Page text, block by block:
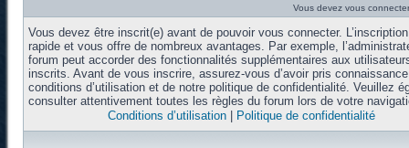
Vous devez vous
Vous devez être inscrit(e) avant de pouvoir vous connecter.
rapide et vous offre de nombreux avantages. Par exemple,
forum peut accorder des fonctionnalités supplémentaires aux
inscrits. Avant de vous inscrire, assurez-vous d’avoir pris
conditions d’utilisation et de notre politique de confidentialité. Veuillez
consulter attentivement toutes les règles du forum lors de votre
Conditions d’utilisation| Politique de confidentialité